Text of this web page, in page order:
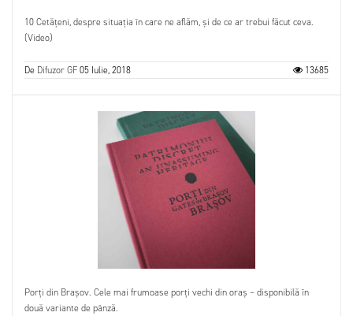
10 Cetățeni, despre situația în care ne aflăm, și de ce ar trebui făcut ceva.
(Video)
De Difuzor GF05 Iulie, 2018 13685
Porți din Brașov. Cele mai frumoase porți vechi din oraș – disponibilă în
două variante de pânză.